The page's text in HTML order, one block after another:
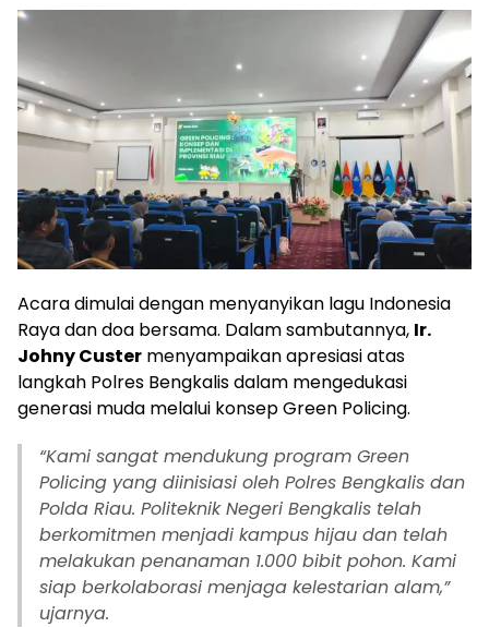
Acara dimulai dengan menyanyikan lagu Indonesia
Raya dan doa bersama. Dalam sambutannya, Ir.
Johny Custer menyampaikan apresiasi atas
langkah Polres Bengkalis dalam mengedukasi
generasi muda melalui konsep Green Policing.
“Kami sangat mendukung program Green
Policing yang diinisiasi oleh Polres Bengkalis dan
Polda Riau. Politeknik Negeri Bengkalis telah
berkomitmen menjadi kampus hijau dan telah
melakukan penanaman 1.000 bibit pohon. Kami
siap berkolaborasi menjaga kelestarian alam,”
ujarnya.